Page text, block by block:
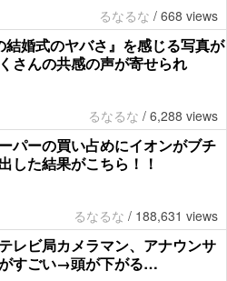
るなるな / 668 views
結婚式のヤバさ』を感じる写真が
んの共感の声が寄せられ
るなるな / 6,288 views
パーの買い占めにイオンがブチ
した結果がこちら！！
るなるな / 188,631 views
レビ局カメラマン、アナウンサ
すごい→頭が下がる…